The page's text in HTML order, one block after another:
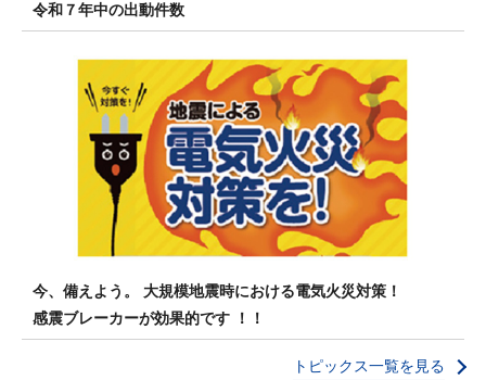
令和７年中の出動件数
今、備えよう。 大規模地震時における電気火災対策！
感震ブレーカーが効果的です ！！
トピックス一覧を見る